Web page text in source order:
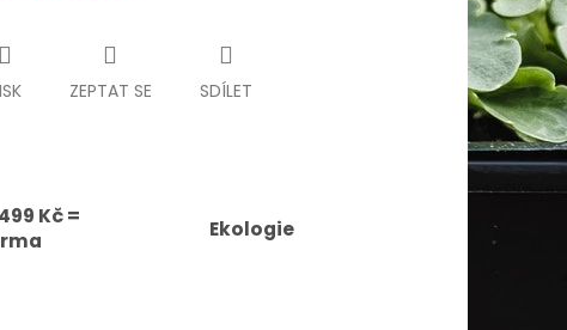
ZEPTAT SE SDÍLET
Kč =
Ekologie